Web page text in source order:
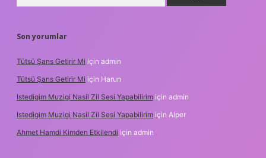
Son yorumlar
Tütsü Şans Getirir Mi için admin
Tütsü Şans Getirir Mi için Harun
Istedigim Muzigi Nasil Zil Sesi Yapabilirim için admin
Istedigim Muzigi Nasil Zil Sesi Yapabilirim için Alper
Ahmet Hamdi Kimden Etkilendi için admin